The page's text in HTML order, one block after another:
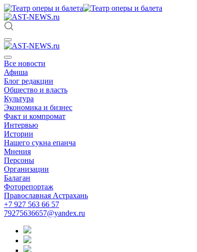
Все новости
Афиша
Блог редакции
Общество и власть
Культура
Экономика и бизнес
Факт и компромат
Интервью
Истории
Нашего сукна епанча
Мнения
Персоны
Организации
Балаган
Фоторепортаж
Православная Астрахань
+7 927 563 66 57
79275636657@yandex.ru